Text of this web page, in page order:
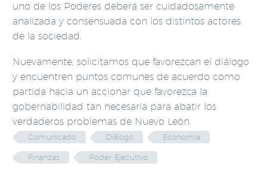
uno de los Poderes deberá ser cuidadosamente
analizada y consensuada con los distintos actores
de la sociedad.
Nuevamente, solicitamos que favorezcan el diálogo
y encuentren puntos comunes de acuerdo como
partida hacia un accionar que favorezca la
gobernabilidad tan necesaria para abatir los
verdaderos problemas de Nuevo León.
Comunicado Diálogo Economía
Finanzas Poder Ejecutivo